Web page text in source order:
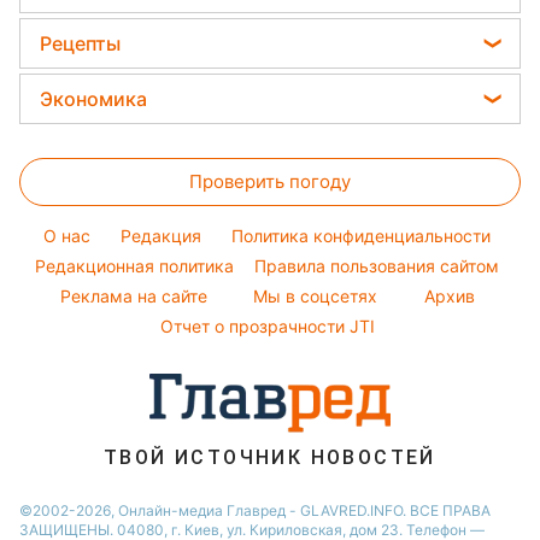
Новости Ровно
Новости Запорожья
Виталий Козловский
Потап
София Ротару
Филипп Киркоров
Ани Лорак
Советы от Андре Тана
Женские стрижки
Окрашивание волос
Все о сале
Уборка
Авто
Головоломки
Тесты по картинке
Оптические иллюзии
Народные приметы
Все о шоу-бизнесе
Рецепты
Закуски
Салаты
Простые блюда
Легкие десерты
Напитки
Праздничное меню
Экономика
Денежная помощь
Тарифы
Курс валют
Проверить погоду
O нас Редакция
Политика конфиденциальности
Редакционная политика
Правила пользования сайтом
Реклама на сайте
Мы в соцсетях
Архив
Отчет о прозрачности JTI
ТВОЙ ИСТОЧНИК НОВОСТЕЙ
©2002-2026, Онлайн-медиа Главред - GLAVRED.INFO. ВСЕ ПРАВА
ЗАЩИЩЕНЫ. 04080, г. Киев, ул. Кириловская, дом 23. Телефон —